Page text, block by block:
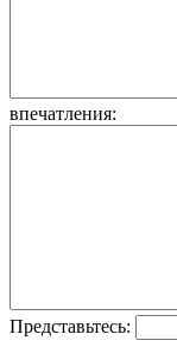
впечатления:
Представьтесь: